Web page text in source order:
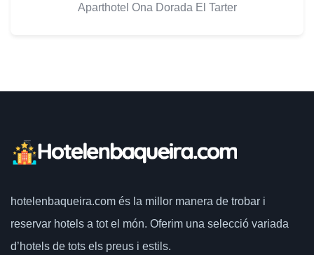
Aparthotel Ona Dorada El Tarter
hotelenbaqueira.com és la millor manera de trobar i
reservar hotels a tot el món. Oferim una selecció variada
d’hotels de tots els preus i estils.